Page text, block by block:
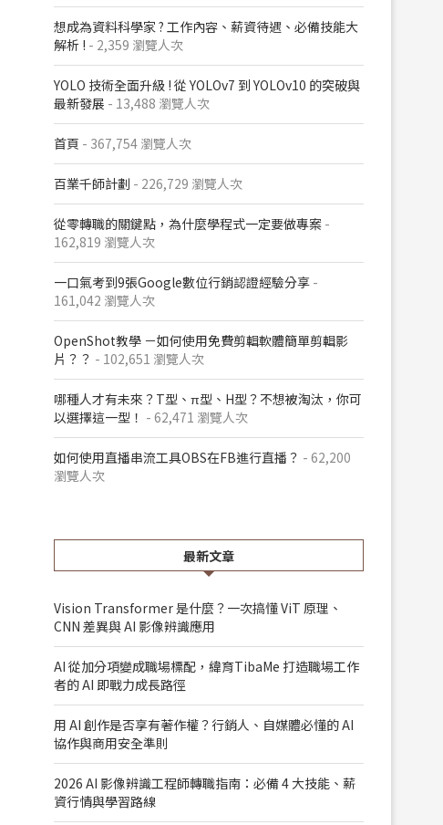
想成為資料科學家 ? 工作內容、薪資待遇、必備技能大
解析 ! - 2,359 瀏覽人次
YOLO 技術全面升級 ! 從 YOLOv7 到 YOLOv10 的突破與
最新發展 - 13,488 瀏覽人次
首頁 - 367,754 瀏覽人次
百業千師計劃 - 226,729 瀏覽人次
從零轉職的關鍵點，為什麼學程式一定要做專案 -
162,819 瀏覽人次
一口氣考到9張Google數位行銷認證經驗分享 -
161,042 瀏覽人次
OpenShot教學 －如何使用免費剪輯軟體簡單剪輯影
片？？ - 102,651 瀏覽人次
哪種人才有未來？T型、π型、H型？不想被淘汰，你可
以選擇這一型！ - 62,471 瀏覽人次
如何使用直播串流工具OBS在FB進行直播？ - 62,200
瀏覽人次
最新文章
Vision Transformer 是什麼？一次搞懂 ViT 原理、
CNN 差異與 AI 影像辨識應用
AI 從加分項變成職場標配，緯育TibaMe 打造職場工作
者的 AI 即戰力成長路徑
用 AI 創作是否享有著作權？行銷人、自媒體必懂的 AI
協作與商用安全準則
2026 AI 影像辨識工程師轉職指南：必備 4 大技能、薪
資行情與學習路線